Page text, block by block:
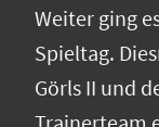
Weiter ging
Spieltag.
Görls II und